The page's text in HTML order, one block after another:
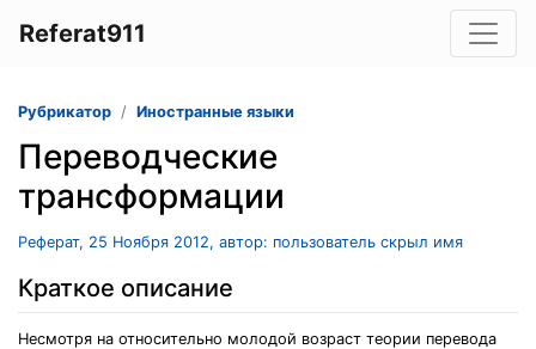
Referat911
Рубрикатор Иностранные языки
Переводческие
трансформации
Реферат, 25 Ноября 2012, автор: пользователь скрыл имя
Краткое описание
Несмотря на относительно молодой возраст теории перевода